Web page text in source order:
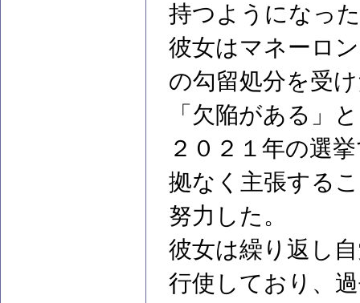
持つようになっ
彼女はマネーロ
の勾留処分を受
「欠陥がある」
２０２１年の選
拠なく主張する
努力した。
彼女は繰り返し
行使しており、